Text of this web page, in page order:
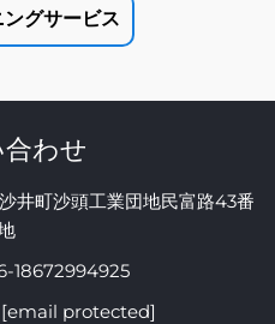
グサービス
わせ
井町沙頭工業団地民富路43番
18672994925
[email protected]